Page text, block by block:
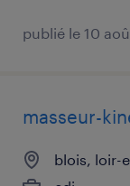
publié le 10
masseur-
blois, loir-